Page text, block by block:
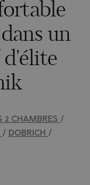
un
d'élite
2 CHAMBRES /
/ DOBRICH
/